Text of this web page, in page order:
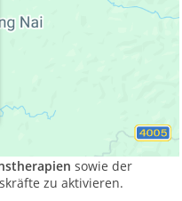
Beschwerden
sowie der
zu aktivieren.